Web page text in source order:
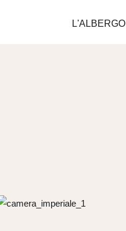
L'ALBERGO